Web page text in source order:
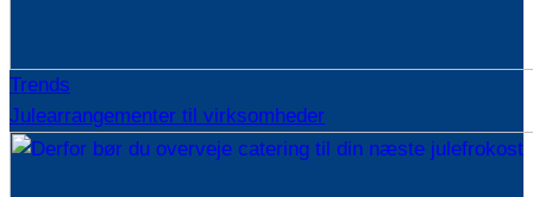
Trends
Julearrangementer til virksomheder